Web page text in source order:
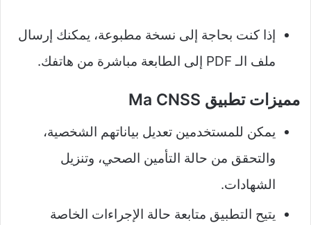
إذا كنت بحاجة إلى نسخة مطبوعة، يمكنك إرسال
ملف الـ PDF إلى الطابعة مباشرة من هاتفك.
مميزات تطبيق Ma CNSS
يمكن للمستخدمين تعديل بياناتهم الشخصية،
والتحقق من حالة التأمين الصحي، وتنزيل
الشهادات.
يتيح التطبيق متابعة حالة الإجراءات الخاصة